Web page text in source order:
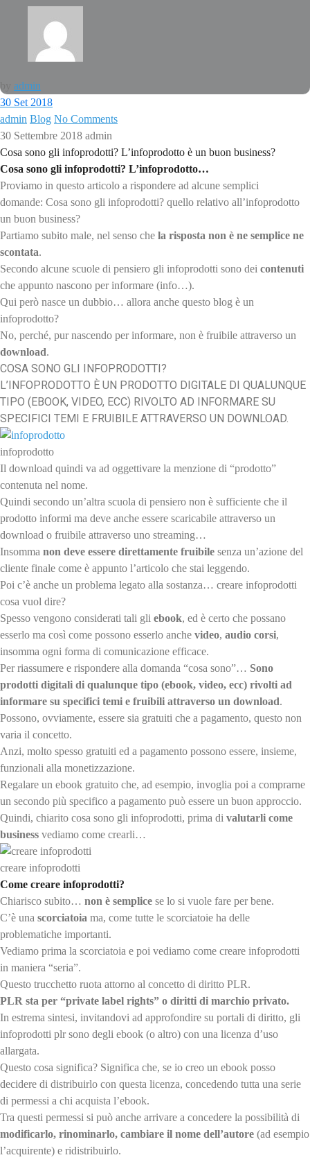
by admin
30 Set 2018
admin Blog No Comments
30 Settembre 2018 admin
Cosa sono gli infoprodotti? L’infoprodotto è un buon business?
Cosa sono gli infoprodotti? L’infoprodotto…
Proviamo in questo articolo a rispondere ad alcune semplici
domande: Cosa sono gli infoprodotti? quello relativo all’infoprodotto
un buon business?
Partiamo subito male, nel senso che la risposta non è ne semplice ne
scontata.
Secondo alcune scuole di pensiero gli infoprodotti sono dei contenuti
che appunto nascono per informare (info…).
Qui però nasce un dubbio… allora anche questo blog è un
infoprodotto?
No, perché, pur nascendo per informare, non è fruibile attraverso un
download.
COSA SONO GLI INFOPRODOTTI?
L’INFOPRODOTTO È UN PRODOTTO DIGITALE DI QUALUNQUE
TIPO (EBOOK, VIDEO, ECC) RIVOLTO AD INFORMARE SU
SPECIFICI TEMI E FRUIBILE ATTRAVERSO UN DOWNLOAD.
infoprodotto
Il download quindi va ad oggettivare la menzione di “prodotto”
contenuta nel nome.
Quindi secondo un’altra scuola di pensiero non è sufficiente che il
prodotto informi ma deve anche essere scaricabile attraverso un
download o fruibile attraverso uno streaming…
Insomma non deve essere direttamente fruibile senza un’azione del
cliente finale come è appunto l’articolo che stai leggendo.
Poi c’è anche un problema legato alla sostanza… creare infoprodotti
cosa vuol dire?
Spesso vengono considerati tali gli ebook, ed è certo che possano
esserlo ma così come possono esserlo anche video, audio corsi,
insomma ogni forma di comunicazione efficace.
Per riassumere e rispondere alla domanda “cosa sono”… Sono
prodotti digitali di qualunque tipo (ebook, video, ecc) rivolti ad
informare su specifici temi e fruibili attraverso un download.
Possono, ovviamente, essere sia gratuiti che a pagamento, questo non
varia il concetto.
Anzi, molto spesso gratuiti ed a pagamento possono essere, insieme,
funzionali alla monetizzazione.
Regalare un ebook gratuito che, ad esempio, invoglia poi a comprarne
un secondo più specifico a pagamento può essere un buon approccio.
Quindi, chiarito cosa sono gli infoprodotti, prima di valutarli come
business vediamo come crearli…
creare infoprodotti
Come creare infoprodotti?
Chiarisco subito… non è semplice se lo si vuole fare per bene.
C’è una scorciatoia ma, come tutte le scorciatoie ha delle
problematiche importanti.
Vediamo prima la scorciatoia e poi vediamo come creare infoprodotti
in maniera “seria”.
Questo trucchetto ruota attorno al concetto di diritto PLR.
PLR sta per “private label rights” o diritti di marchio privato.
In estrema sintesi, invitandovi ad approfondire su portali di diritto, gli
infoprodotti plr sono degli ebook (o altro) con una licenza d’uso
allargata.
Questo cosa significa? Significa che, se io creo un ebook posso
decidere di distribuirlo con questa licenza, concedendo tutta una serie
di permessi a chi acquista l’ebook.
Tra questi permessi si può anche arrivare a concedere la possibilità di
modificarlo, rinominarlo, cambiare il nome dell’autore (ad esempio
l’acquirente) e ridistribuirlo.